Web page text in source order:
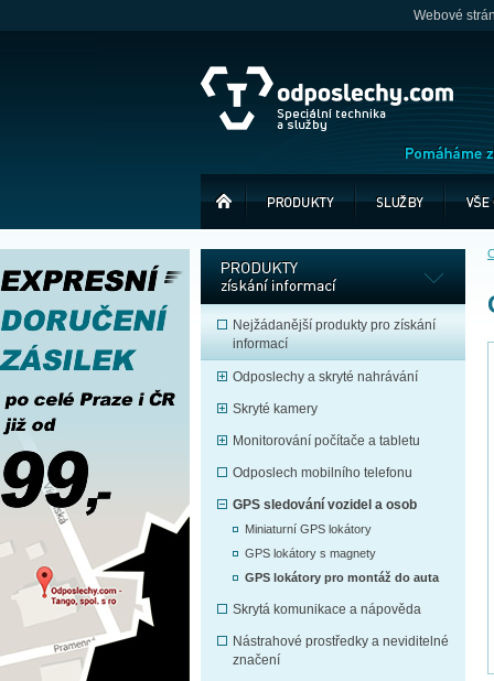
Webové
Nejžádanější produkty pro získání
informací
Odposlechy a skryté nahrávání
Skryté kamery
Monitorování počítače a tabletu
Odposlech mobilního telefonu
GPS sledování vozidel a osob
Miniaturní GPS lokátory
GPS lokátory s magnety
GPS lokátory pro montáž do auta
Skrytá komunikace a nápověda
Nástrahové prostředky a neviditelné
značení